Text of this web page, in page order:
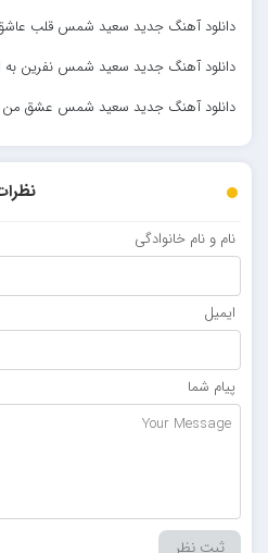
دانلود آهنگ جدید سعید شمس قلب
دانلود آهنگ جدید سعید شمس نفرین
دانلود آهنگ جدید سعید شمس عشق من
نام و نام خانوادگی
ایمیل
پیام شما